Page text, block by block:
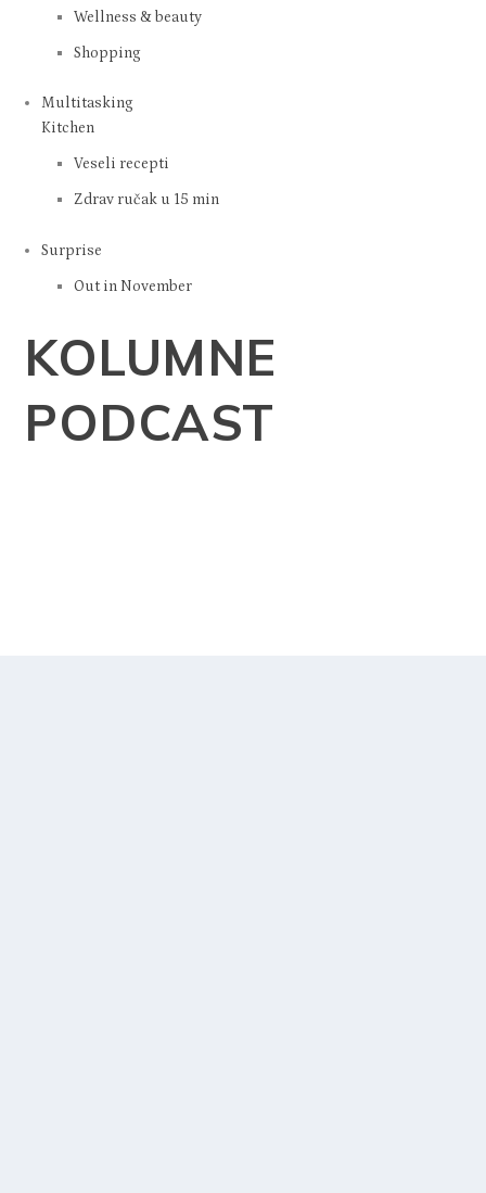
Wellness & beauty
Shopping
Multitasking
Kitchen
Veseli recepti
Zdrav ručak u 15 min
Surprise
Out in November
KOLUMNE
PODCAST